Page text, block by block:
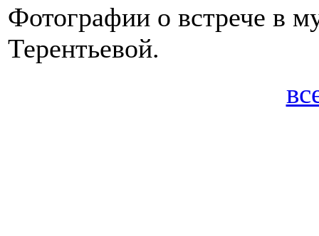
Фотографии о встрече в
Терентьевой.